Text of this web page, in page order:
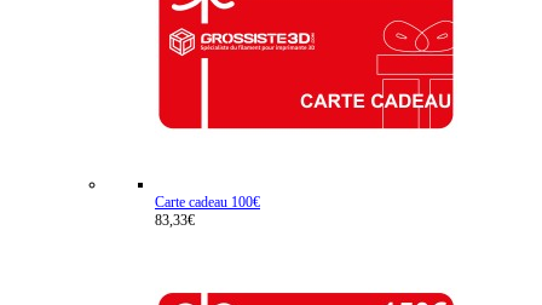
Carte cadeau 100€
83,33€